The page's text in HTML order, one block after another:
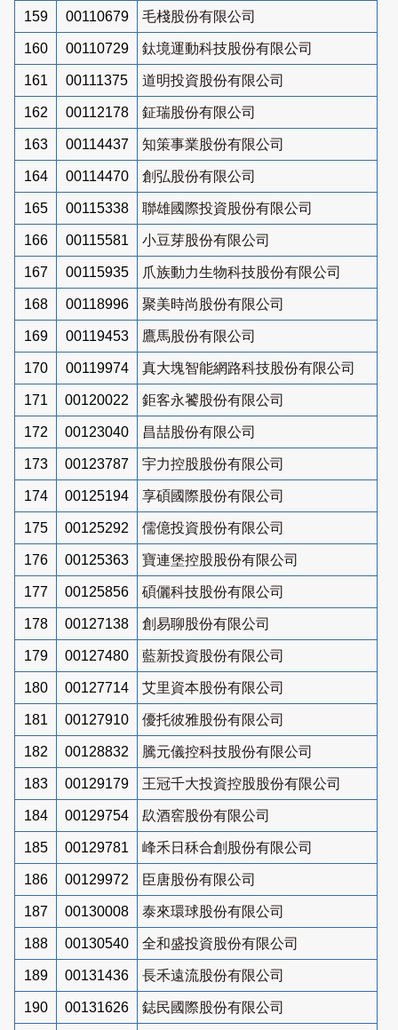
159 00110679 毛棧股份有限公司
160 00110729 鈦境運動科技股份有限公司
161 00111375 道明投資股份有限公司
162 00112178 鉦瑞股份有限公司
163 00114437 知策事業股份有限公司
164 00114470 創弘股份有限公司
165 00115338 聯雄國際投資股份有限公司
166 00115581 小豆芽股份有限公司
167 00115935 爪族動力生物科技股份有限公司
168 00118996 聚美時尚股份有限公司
169 00119453 鷹馬股份有限公司
170 00119974 真大塊智能網路科技股份有限公司
171 00120022 鉅客永饕股份有限公司
172 00123040 昌喆股份有限公司
173 00123787 宇力控股股份有限公司
174 00125194 享碩國際股份有限公司
175 00125292 儒億投資股份有限公司
176 00125363 寶連堡控股股份有限公司
177 00125856 碩儷科技股份有限公司
178 00127138 創易聊股份有限公司
179 00127480 藍新投資股份有限公司
180 00127714 艾里資本股份有限公司
181 00127910 優托彼雅股份有限公司
182 00128832 騰元儀控科技股份有限公司
183 00129179 王冠千大投資控股股份有限公司
184 00129754 镹酒窖股份有限公司
185 00129781 峰禾日秝合創股份有限公司
186 00129972 臣唐股份有限公司
187 00130008 泰來環球股份有限公司
188 00130540 全和盛投資股份有限公司
189 00131436 長禾遠流股份有限公司
190 00131626 鋕民國際股份有限公司